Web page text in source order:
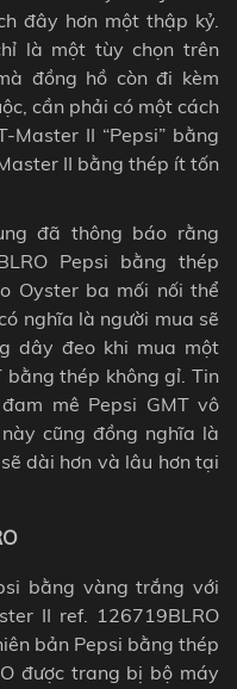
đây hơn một thập kỷ.
là một tùy chọn trên
đồng hồ còn đi kèm
cần phải có một cách
II “Pepsi” bằng
II bằng thép ít tốn
đã thông báo rằng
Pepsi bằng thép
Oyster ba mối nối thể
nghĩa là người mua sẽ
dây đeo khi mua một
bằng thép không gỉ. Tin
mê Pepsi GMT vô
cũng đồng nghĩa là
dài hơn và lâu hơn tại
bằng vàng trắng với
II ref. 126719BLRO
bản Pepsi bằng thép
được trang bị bộ máy